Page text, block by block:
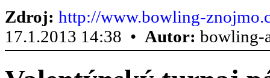
Zdroj: http://www.bowling-
17.1.2013 14:38 • Autor: bowling-